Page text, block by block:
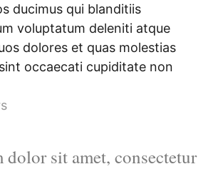
ducimus qui blanditiis
voluptatum deleniti atque
dolores et quas molestias
occaecati cupiditate non
sit amet, consectetur